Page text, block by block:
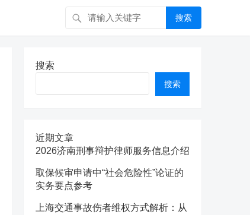
搜索
搜索
搜索
近期文章
2026济南刑事辩护律师服务信息介绍
取保候审申请中“社会危险性”论证的
实务要点参考
上海交通事故伤者维权方式解析：从